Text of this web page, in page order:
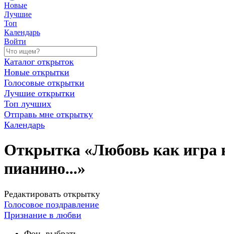
Новые
Лучшие
Топ
Календарь
Войти
Каталог открыток
Новые открытки
Голосовые открытки
Лучшие открытки
Топ лучших
Отправь мне открытку
Календарь
Открытка «Любовь как игра
пианино...»
Редактировать открытку
Голосовое поздравление
Признание в любви